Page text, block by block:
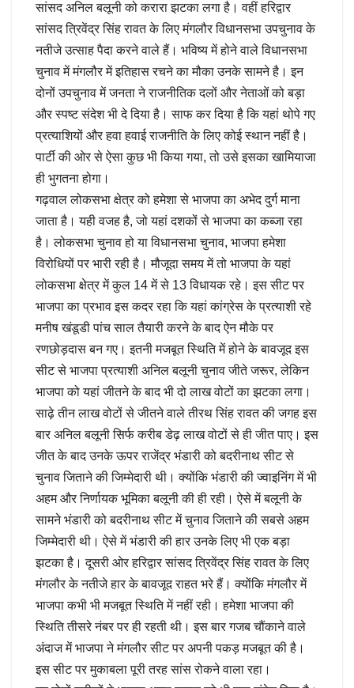
सांसद अनिल बलूनी को करारा झटका लगा है। वहीं हरिद्वार
सांसद त्रिवेंद्र सिंह रावत के लिए मंगलौर विधानसभा उपचुनाव के
नतीजे उत्साह पैदा करने वाले हैं। भविष्य में होने वाले विधानसभा
चुनाव में मंगलौर में इतिहास रचने का मौका उनके सामने है। इन
दोनों उपचुनाव में जनता ने राजनीतिक दलों और नेताओं को बड़ा
और स्पष्ट संदेश भी दे दिया है। साफ कर दिया है कि यहां थोपे गए
प्रत्याशियों और हवा हवाई राजनीति के लिए कोई स्थान नहीं है।
पार्टी की ओर से ऐसा कुछ भी किया गया, तो उसे इसका खामियाजा
ही भुगतना होगा।
गढ़वाल लोकसभा क्षेत्र को हमेशा से भाजपा का अभेद दुर्ग माना
जाता है। यही वजह है, जो यहां दशकों से भाजपा का कब्जा रहा
है। लोकसभा चुनाव हो या विधानसभा चुनाव, भाजपा हमेशा
विरोधियों पर भारी रही है। मौजूदा समय में तो भाजपा के यहां
लोकसभा क्षेत्र में कुल 14 में से 13 विधायक रहे। इस सीट पर
भाजपा का प्रभाव इस कदर रहा कि यहां कांग्रेस के प्रत्याशी रहे
मनीष खंडूडी पांच साल तैयारी करने के बाद ऐन मौके पर
रणछोड़दास बन गए। इतनी मजबूत स्थिति में होने के बावजूद इस
सीट से भाजपा प्रत्याशी अनिल बलूनी चुनाव जीते जरूर, लेकिन
भाजपा को यहां जीतने के बाद भी दो लाख वोटों का झटका लगा।
साढ़े तीन लाख वोटों से जीतने वाले तीरथ सिंह रावत की जगह इस
बार अनिल बलूनी सिर्फ करीब डेढ़ लाख वोटों से ही जीत पाए। इस
जीत के बाद उनके ऊपर राजेंद्र भंडारी को बदरीनाथ सीट से
चुनाव जिताने की जिम्मेदारी थी। क्योंकि भंडारी की ज्वाइनिंग में भी
अहम और निर्णायक भूमिका बलूनी की ही रही। ऐसे में बलूनी के
सामने भंडारी को बदरीनाथ सीट में चुनाव जिताने की सबसे अहम
जिम्मेदारी थी। ऐसे में भंडारी की हार उनके लिए भी एक बड़ा
झटका है। दूसरी ओर हरिद्वार सांसद त्रिवेंद्र सिंह रावत के लिए
मंगलौर के नतीजे हार के बावजूद राहत भरे हैं। क्योंकि मंगलौर में
भाजपा कभी भी मजबूत स्थिति में नहीं रही। हमेशा भाजपा की
स्थिति तीसरे नंबर पर ही रहती थी। इस बार गजब चौंकाने वाले
अंदाज में भाजपा ने मंगलौर सीट पर अपनी पकड़ मजबूत की है।
इस सीट पर मुकाबला पूरी तरह सांस रोकने वाला रहा।